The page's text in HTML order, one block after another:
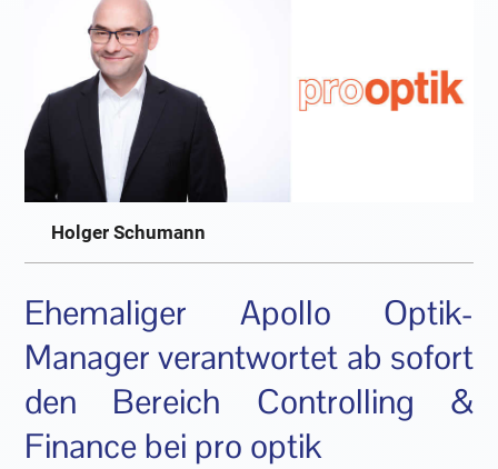
Holger Schumann
­Ehemaliger Apollo Optik-
Manager verantwortet ab sofort
den Bereich Controlling &
Finance bei pro optik